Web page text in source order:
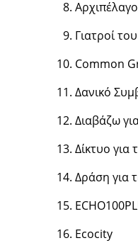
Γιατροί
Common
Δανικό
Διαβάζω
Δίκτυο για
Δράση για
Ecocity